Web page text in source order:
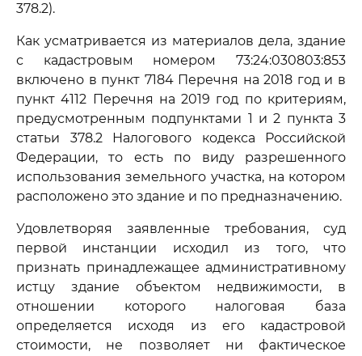
378.2).
Как усматривается из материалов дела, здание
с кадастровым номером 73:24:030803:853
включено в пункт 7184 Перечня на 2018 год и в
пункт 4112 Перечня на 2019 год по критериям,
предусмотренным подпунктами 1 и 2 пункта 3
статьи 378.2 Налогового кодекса Российской
Федерации, то есть по виду разрешенного
использования земельного участка, на котором
расположено это здание и по предназначению.
Удовлетворяя заявленные требования, суд
первой инстанции исходил из того, что
признать принадлежащее административному
истцу здание объектом недвижимости, в
отношении которого налоговая база
определяется исходя из его кадастровой
стоимости, не позволяет ни фактическое